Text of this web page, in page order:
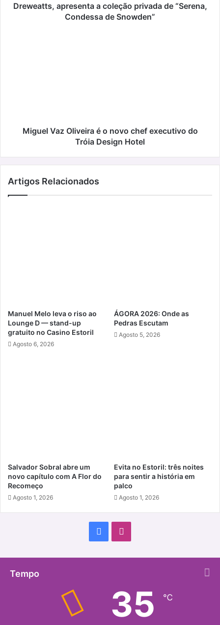
Snowden”
Dreweatts, apresenta a coleção privada de “Serena,
Condessa de Snowden”
Miguel Vaz Oliveira é o novo chef executivo do
Tróia Design Hotel
Artigos Relacionados
Manuel Melo leva o riso ao
Lounge D — stand-up
gratuito no Casino Estoril
Agosto 6, 2026
ÁGORA 2026: Onde as
Pedras Escutam
Agosto 5, 2026
Salvador Sobral abre um
novo capítulo com A Flor do
Recomeço
Agosto 1, 2026
Evita no Estoril: três noites
para sentir a história em
palco
Agosto 1, 2026
Facebook
Tempo
35 ℃